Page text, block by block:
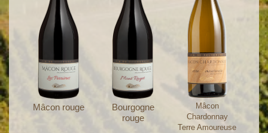
Mâcon rouge
Bourgogne
rouge
Mâcon
Chardonnay
Terre Amoureuse